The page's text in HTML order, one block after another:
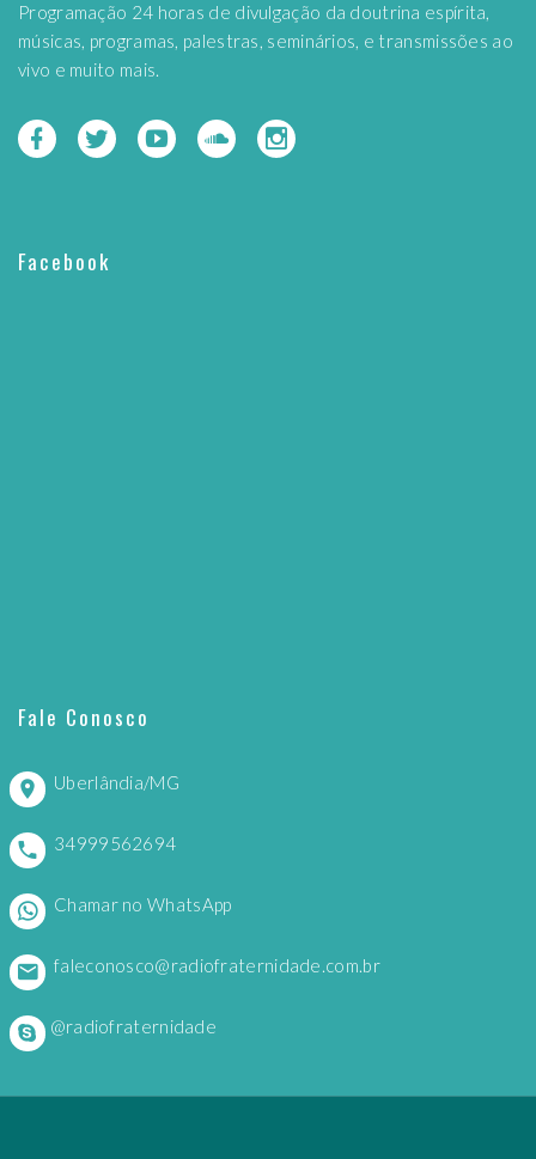
Programação 24 horas de divulgação da doutrina espírita,
músicas, programas, palestras, seminários, e transmissões ao
vivo e muito mais.
Facebook
Fale Conosco
Uberlândia/MG
34999562694
Chamar no WhatsApp
faleconosco@radiofraternidade.com.br
@radiofraternidade